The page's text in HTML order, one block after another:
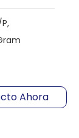
Ahora